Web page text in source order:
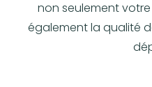
non seulement
également la qualité